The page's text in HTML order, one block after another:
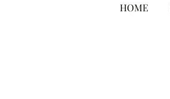
HOME